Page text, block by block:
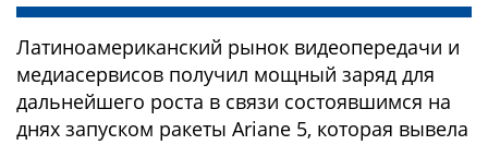
Латиноамериканский рынок видеопередачи и
медиасервисов получил мощный заряд для
дальнейшего роста в связи состоявшимся на
днях запуском ракеты Ariane 5, которая вывела